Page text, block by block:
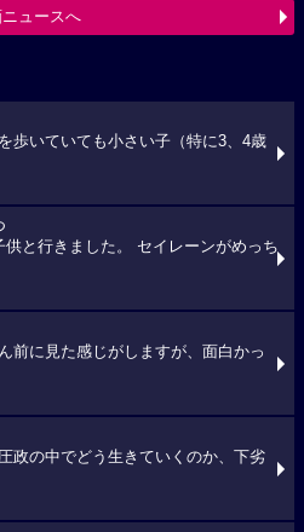
ュースへ
歩いていても小さい子（特に3、4歳
と行きました。 セイレーンがめっち
前に見た感じがしますが、面白かっ
政の中でどう生きていくのか、下劣